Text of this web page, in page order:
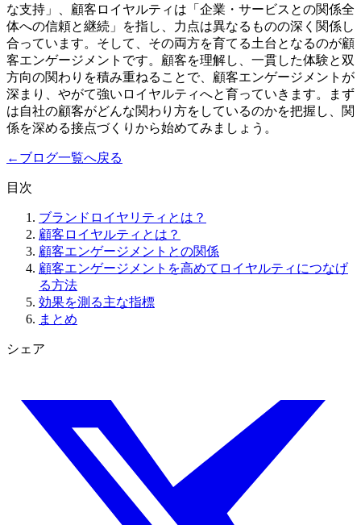
な支持」、顧客ロイヤルティは「企業・サービスとの関係全
体への信頼と継続」を指し、力点は異なるものの深く関係し
合っています。そして、その両方を育てる土台となるのが顧
客エンゲージメントです。顧客を理解し、一貫した体験と双
方向の関わりを積み重ねることで、顧客エンゲージメントが
深まり、やがて強いロイヤルティへと育っていきます。まず
は自社の顧客がどんな関わり方をしているのかを把握し、関
係を深める接点づくりから始めてみましょう。
← ブログ一覧へ戻る
目次
ブランドロイヤリティとは？
顧客ロイヤルティとは？
顧客エンゲージメントとの関係
顧客エンゲージメントを高めてロイヤルティにつなげ
る方法
効果を測る主な指標
まとめ
シェア